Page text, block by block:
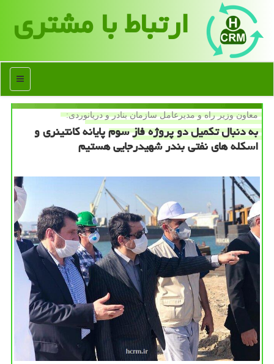
ارتباط با مشتری
منو
معاون وزیر راه و مدیرعامل سازمان بنادر و دریانوردی:
به دنبال تكمیل دو پروژه فاز سوم پایانه كانتینری و
اسكله های نفتی بندر شهیدرجایی هستیم